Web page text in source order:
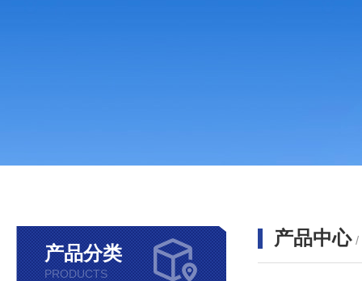
产品分类
PRODUCTS
产品中心 /